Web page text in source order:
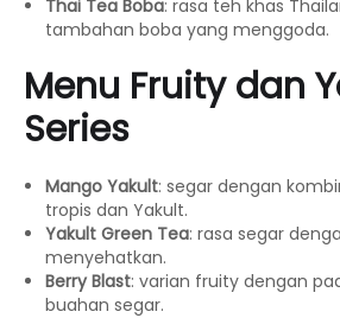
Thai Tea Boba: rasa teh khas
tambahan boba yang menggoda.
Menu Fruity dan
Series
Mango Yakult: segar dengan
tropis dan Yakult.
Yakult Green Tea: rasa segar
menyehatkan.
Berry Blast: varian fruity dengan
buahan segar.